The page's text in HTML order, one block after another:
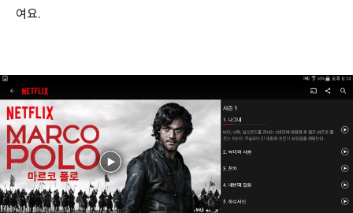
여요.